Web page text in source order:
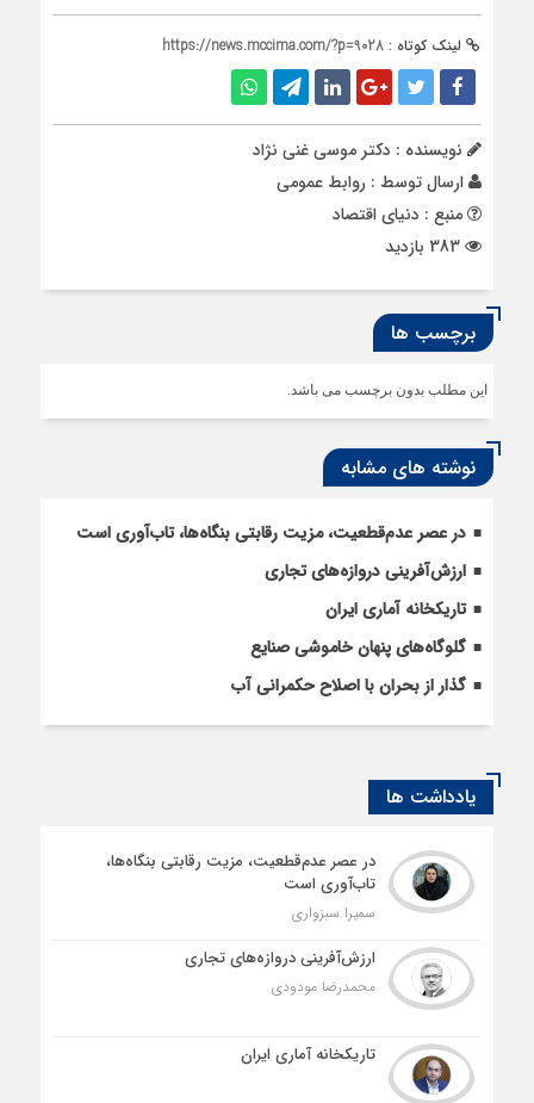
لینک کوتاه : https://news.mccima.com/?p=9028
نویسنده : دکتر موسی غنی نژاد
ارسال توسط : روابط عمومی
منبع : دنیای اقتصاد
برچسب ها
این مطلب بدون برچسب می باشد.
نوشته های مشابه
در عصر عدم‌قطعیت، مزیت رقابتی بنگاه‌ها، تاب‌آوری است
ارزش‌آفرینی دروازه‌های تجاری
تاریکخانه آماری ایران
گلوگاه‌های پنهان خاموشی صنایع
گذار از بحران با اصلاح حکمرانی آب
یادداشت ها
در عصر عدم‌قطعیت، مزیت رقابتی بنگاه‌ها،
تاب‌آوری است
سمیرا سبزواری
ارزش‌آفرینی دروازه‌های تجاری
محمدرضا مودودی
تاریکخانه آماری ایران